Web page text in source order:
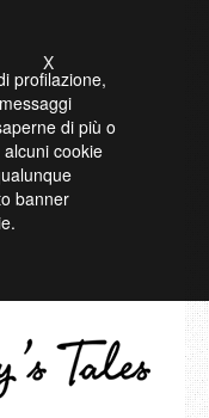
profilazione,
di più o
cookie
banner
X